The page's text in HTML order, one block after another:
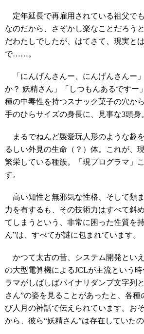
定年延長で再雇用されている祖父で
なのだから、さぞかし楽なことだろう
だわたしでしたが、はてさて、現実と
で……。
「にんげんさんー、にんげんさんー
か？ 妖精さん」「しつもんあるですー
種の中毒性を持つスナック菓子の穴か
手のひらサイズの身長に、見事な3頭身
まるでねんど製愛玩人形のような趣
るしい外見の生命（？）体。これが、
繁栄している種族。「現プログラマ」
す。
高い知性と無邪気な性格、そして類
力を有するも、その技術力はすべて斜
てしまうという、非常に困った性質を
ん”は、すべてが謎に包まれています。
かつて太古の昔、システム開発とい
の大型電算機によるJCLが主流という
ラマがしばしばバイナリダンプ文字列
さん”の姿を見ることがあったと、各種
び人月の神話で伝えられています。お
から、彼ら“妖精さん”は存在していたの